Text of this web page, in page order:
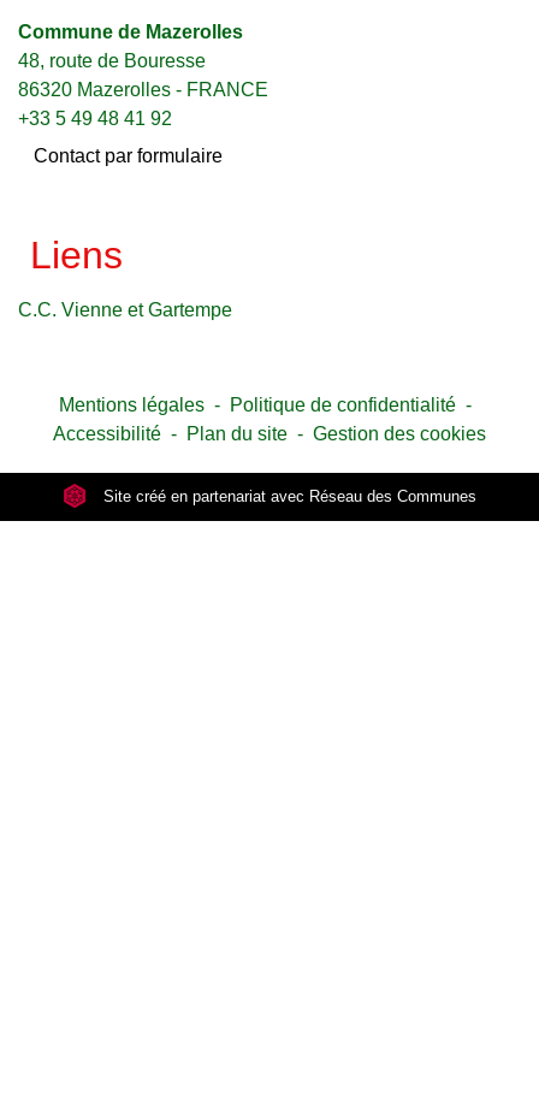
Commune de Mazerolles
48, route de Bouresse
86320 Mazerolles - FRANCE
+33 5 49 48 41 92
Contact par formulaire
Liens
C.C. Vienne et Gartempe
Mentions légales - Politique de confidentialité -
Accessibilité - Plan du site - Gestion des cookies
Site créé en partenariat avec Réseau des Communes